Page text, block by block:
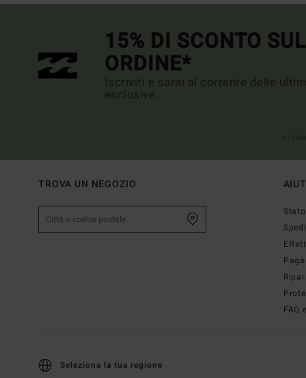
15% DI SCONTO
ORDINE*
Iscriviti e sarai al corrente delle
esclusive.
TROVA UN NEGOZIO
FAQ
Seleziona la tua regione